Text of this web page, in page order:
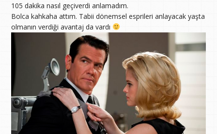
105 dakika nasıl geçiverdi anlamadım.
Bolca kahkaha attım. Tabii dönemsel esprileri anlayacak yaşta
olmanın verdiği avantaj da vardı